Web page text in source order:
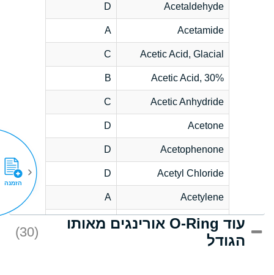
Acetaldehyde
D
Acetamide
A
Acetic Acid, Glacial
C
Acetic Acid, 30%
B
Acetic Anhydride
C
Acetone
D
Acetophenone
D
Acetyl Chloride
D
Acetylene
A
Acrlylonitrile
D
Adipic Acid
עוד O-Ring אורינגים מאותו
הגודל
(30)
הזמנה